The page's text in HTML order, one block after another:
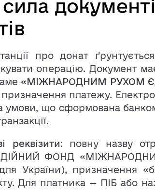
про донат ґрунтується
операцію. Документ
«МІЖНАРОДНИМ РУХОМ
платежу.
умови, що сформована
реквізити: повну назву
ФОНД
України), призначення
Для платника — ПІБ або